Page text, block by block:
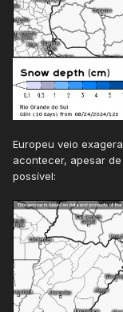
Europeu veio
acontecer, apesar
possível: